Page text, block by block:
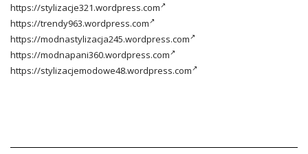
https://stylizacje321.wordpress.com
https://trendy963.wordpress.com
https://modnastylizacja245.wordpress.com
https://modnapani360.wordpress.com
https://stylizacjemodowe48.wordpress.com